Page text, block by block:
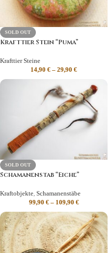
SOLD OUT
Krafttier Stein “Puma”
Krafttier Steine
14,90 € – 29,90 €
SOLD OUT
Schamanenstab “Eiche”
Kraftobjekte Schamanenstäbe
99,90 €– 109,90 €